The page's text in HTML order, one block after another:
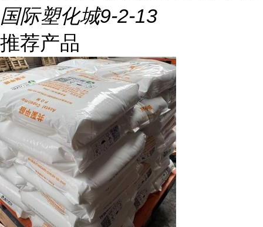
国际塑化城9-2-13
推荐产品